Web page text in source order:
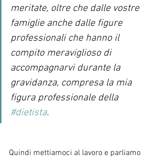
meritate, oltre che dalle vostre
famiglie anche dalle figure
professionali che hanno il
compito meraviglioso di
accompagnarvi durante la
gravidanza, compresa la mia
figura professionale della
#dietista.
Quindi mettiamoci al lavoro e parliamo